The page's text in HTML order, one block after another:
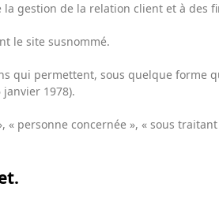
gestion de la relation client et à des
le site susnommé.
qui permettent, sous quelque forme
1978).
« personne concernée », « sous